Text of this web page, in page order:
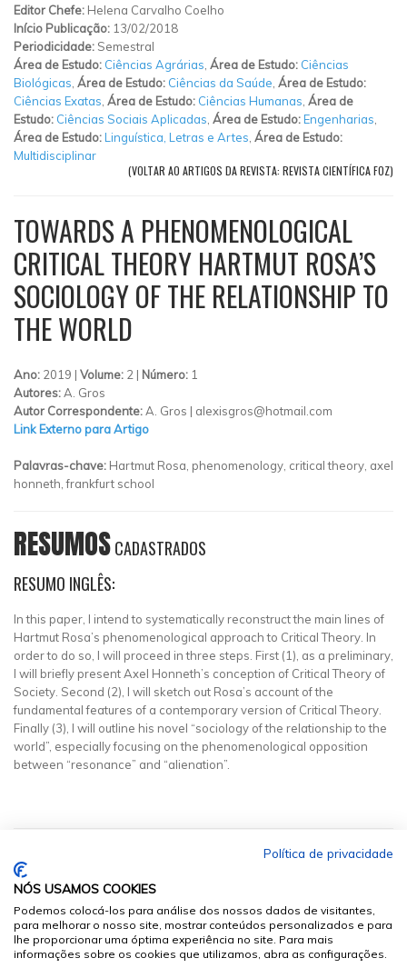
Editor Chefe: Helena Carvalho Coelho
Início Publicação: 13/02/2018
Periodicidade: Semestral
Área de Estudo: Ciências Agrárias Área de Estudo: Ciências
Biológicas Área de Estudo: Ciências da Saúde Área de Estudo:
Ciências Exatas Área de Estudo: Ciências Humanas Área de
Estudo: Ciências Sociais Aplicadas Área de Estudo:Engenharias
Área de Estudo:Linguística, Letras e Artes Área de Estudo:
Multidisciplinar
(VOLTAR AO ARTIGOS DA REVISTA: REVISTA CIENTÍFICA FOZ)
TOWARDS A PHENOMENOLOGICAL
CRITICAL THEORY HARTMUT ROSA’S
SOCIOLOGY OF THE RELATIONSHIP TO
THE WORLD
Ano: 2019 | Volume: 2 | Número: 1
Autores:A. Gros
Autor Correspondente:A. Gros | alexisgros@hotmail.com
Link Externo para Artigo
Palavras-chave: Hartmut Rosa, phenomenology, critical theory, axel
honneth, frankfurt school
RESUMOSCADASTRADOS
RESUMO INGLÊS:
In this paper, I intend to systematically reconstruct the main lines of
Hartmut Rosa’s phenomenological approach to Critical Theory. In
order to do so, I will proceed in three steps. First (1), as a preliminary,
I will briefly present Axel Honneth’s conception of Critical Theory of
Society. Second (2), I will sketch out Rosa’s account of the
fundamental features of a contemporary version of Critical Theory.
Finally (3), I will outline his novel “sociology of the relationship to the
world”, especially focusing on the phenomenological opposition
between “resonance” and “alienation”.
Política de privacidade
NÓS USAMOS COOKIES
Podemos colocá-los para análise dos nossos dados de visitantes,
para melhorar o nosso site, mostrar conteúdos personalizados e para
lhe proporcionar uma óptima experiência no site. Para mais
informações sobre os cookies que utilizamos, abra as configurações.